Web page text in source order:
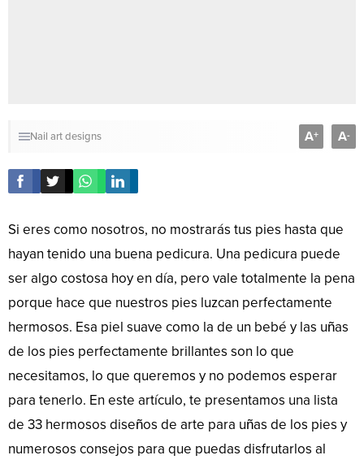
Nail art designs A+ A-
Si eres como nosotros, no mostrarás tus pies hasta que
hayan tenido una buena pedicura. Una pedicura puede
ser algo costosa hoy en día, pero vale totalmente la pena
porque hace que nuestros pies luzcan perfectamente
hermosos. Esa piel suave como la de un bebé y las uñas
de los pies perfectamente brillantes son lo que
necesitamos, lo que queremos y no podemos esperar
para tenerlo. En este artículo, te presentamos una lista
de 33 hermosos diseños de arte para uñas de los pies y
numerosos consejos para que puedas disfrutarlos al